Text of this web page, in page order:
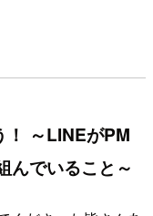
！ ～LINEがPM
んでいること～